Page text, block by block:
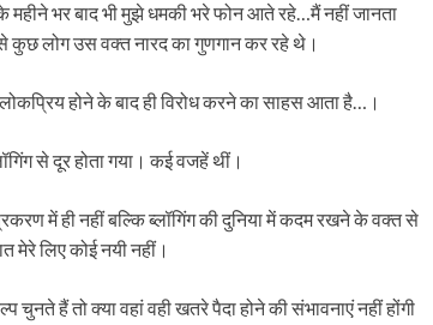
भर बाद भी मुझे धमकी भरे फोन आते रहे…मैं नहीं जानता
लोग उस वक्‍त नारद का गुणगान कर रहे थे।
होने के बाद ही विरोध करने का साहस आता है…।
से दूर होता गया। कई वजहें थीं।
में ही नहीं बल्कि ब्‍लॉगिंग की दुनिया में कदम रखने के वक्‍त से
मेरे लिए कोई नयी नहीं।
चुनते हैं तो क्‍या वहां वही खतरे पैदा होने की संभावनाएं नहीं होंगी